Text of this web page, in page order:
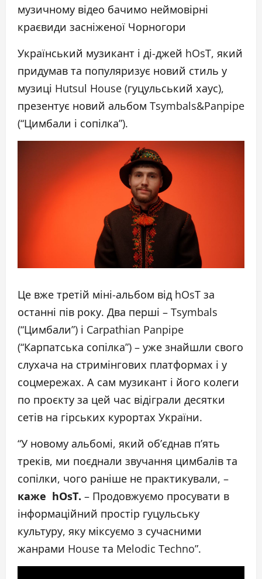
музичному відео бачимо неймовірні
краєвиди засніженої Чорногори
Український музикант і ді-джей hOsT, який
придумав та популяризує новий стиль у
музиці Hutsul House (гуцульський хаус),
презентує новий альбом Tsymbals&Panpipe
(“Цимбали і сопілка”).
Це вже третій міні-альбом від hOsT за
останні пів року. Два перші – Tsymbals
(“Цимбали”) і Carpathian Panpipe
(“Карпатська сопілка”) – уже знайшли свого
слухача на стримінгових платформах і у
соцмережах. А сам музикант і його колеги
по проєкту за цей час відіграли десятки
сетів на гірських курортах України.
“У новому альбомі, який об’єднав п’ять
треків, ми поєднали звучання цимбалів та
сопілки, чого раніше не практикували, –
каже hOsT. – Продовжуємо просувати в
інформаційний простір гуцульську
культуру, яку міксуємо з сучасними
жанрами House та Melodic Techno”.